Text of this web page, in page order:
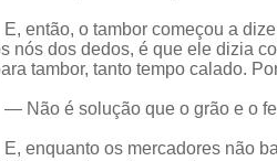
E, então, o tambor começou a
nós dos dedos, é que ele dizia
tambor, tanto tempo calado.
— Não é solução que o grão e o
E, enquanto os mercadores não